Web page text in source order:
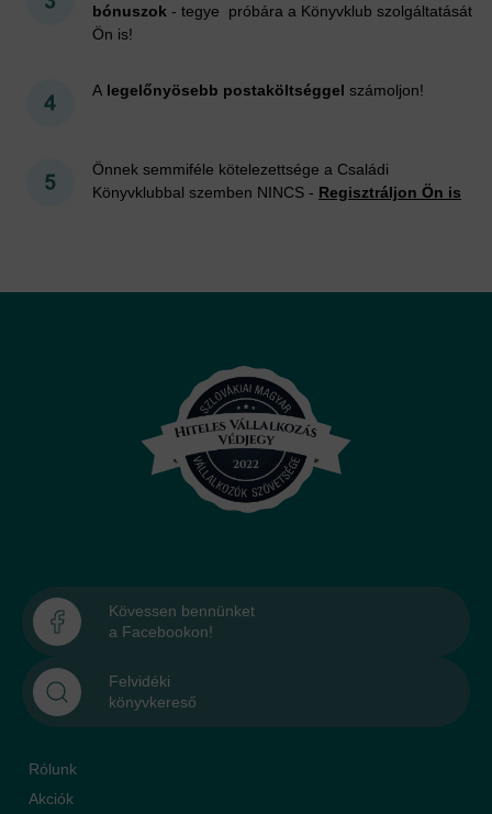
bónuszok - tegye próbára a Könyvklub szolgáltatását
Ön is!
A legelőnyösebb postaköltséggel számoljon!
Önnek semmiféle kötelezettsége a Családi
Könyvklubbal szemben NINCS - Regisztráljon Ön is
Kövessen bennünket
a Facebookon!
Felvidéki
könyvkereső
Rólunk
Akciók